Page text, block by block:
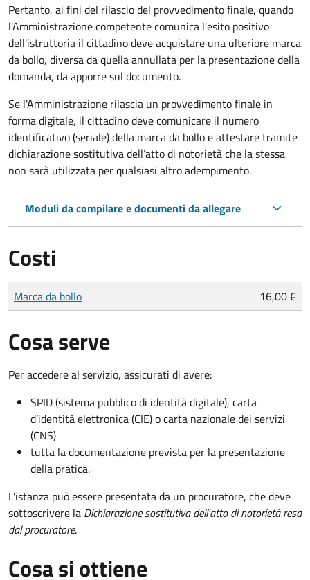
Pertanto, ai fini del rilascio del provvedimento finale, quando
l'Amministrazione competente comunica l'esito positivo
dell'istruttoria il cittadino deve acquistare una ulteriore marca
da bollo, diversa da quella annullata per la presentazione della
domanda, da apporre sul documento.
Se l'Amministrazione rilascia un provvedimento finale in
forma digitale, il cittadino devecomunicare il numero
identificativo (seriale) della marca da bollo e attestare tramite
dichiarazione sostitutiva dell’atto di notorietà che la stessa
non sarà utilizzata per qualsiasi altro adempimento.
Moduli da compilare e documenti da allegare
Costi
Tipo di pagamento
Importo
Marca da bollo 16,00 €
Cosa serve
Per accedere al servizio, assicurati di avere:
SPID (sistema pubblico di identità digitale), carta
d’identità elettronica (CIE) o carta nazionale dei servizi
(CNS)
tutta la documentazione prevista per la presentazione
della pratica.
L'istanza può essere presentata da un procuratore, che deve
sottoscrivere la Dichiarazione sostitutiva dell'atto di notorietà resa
dal procuratore.
Cosa si ottiene